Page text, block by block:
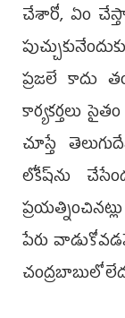
చేశారో, ఏం
ప్రజలే కాదు
కార్యకర్తలు
చూస్తే
లోకేష్‌ను
పేరు
చంద్రబాబులో